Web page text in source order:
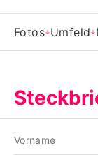
Fotos Umfeld
Vorname